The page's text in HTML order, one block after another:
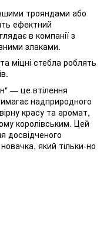
трояндами або
ефектний
в компанії з
злаками.
міцні стебла роблять
— це втілення
надприродного
красу та аромат,
королівським. Цей
досвідченого
який тільки-но